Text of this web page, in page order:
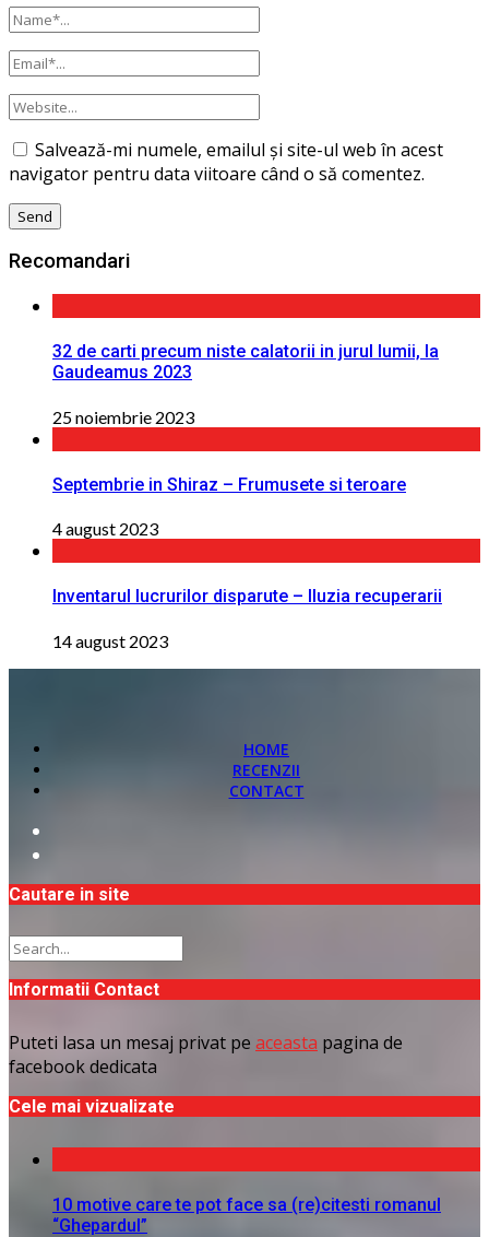
Salvează-mi numele, emailul și site-ul web în acest
navigator pentru data viitoare când o să comentez.
Recomandari
32 de carti precum niste calatorii in jurul lumii, la
Gaudeamus 2023
25 noiembrie 2023
Septembrie in Shiraz – Frumusete si teroare
4 august 2023
Inventarul lucrurilor disparute – Iluzia recuperarii
14 august 2023
HOME
RECENZII
CONTACT
Cautare in site
Informatii Contact
Puteti lasa un mesaj privat pe aceasta pagina de
facebook dedicata
Cele mai vizualizate
10 motive care te pot face sa (re)citesti romanul
“Ghepardul”